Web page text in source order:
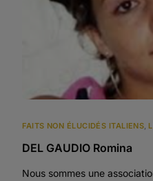
FAITS NON ÉLUCIDÉS ITALIENS,
DEL GAUDIO Romina
Nous sommes une